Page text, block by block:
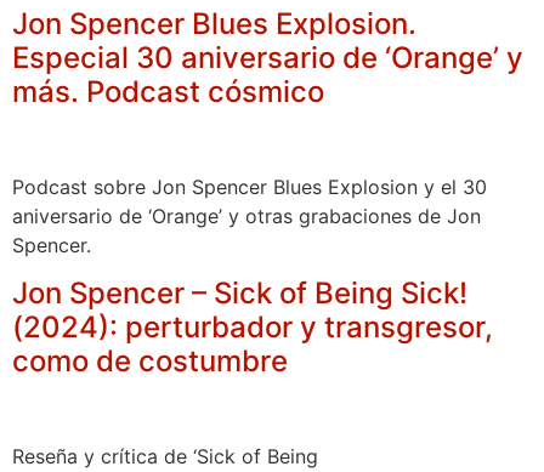
Jon Spencer Blues Explosion.
Especial 30 aniversario de ‘Orange’ y
más. Podcast cósmico
Podcast sobre Jon Spencer Blues Explosion y el 30
aniversario de ‘Orange’ y otras grabaciones de Jon
Spencer.
Jon Spencer – Sick of Being Sick!
(2024): perturbador y transgresor,
como de costumbre
Reseña y crítica de ‘Sick of Being